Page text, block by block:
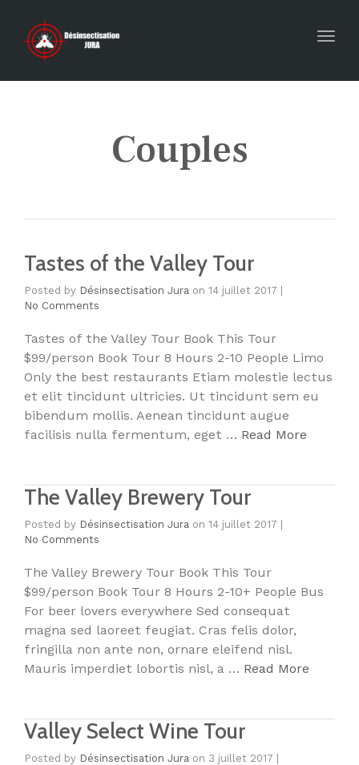
Couples
Tastes of the Valley Tour
Posted by Désinsectisation Jura on 14 juillet 2017
No Comments
Tastes of the Valley Tour Book This Tour
$99/person Book Tour 8 Hours 2-10 People Limo
Only the best restaurants Etiam molestie lectus
et elit tincidunt ultricies. Ut tincidunt sem eu
bibendum mollis. Aenean tincidunt augue
facilisis nulla fermentum, eget … Read More
The Valley Brewery Tour
Posted by Désinsectisation Jura on 14 juillet 2017
No Comments
The Valley Brewery Tour Book This Tour
$99/person Book Tour 8 Hours 2-10+ People Bus
For beer lovers everywhere Sed consequat
magna sed laoreet feugiat. Cras felis dolor,
fringilla non ante non, ornare eleifend nisl.
Mauris imperdiet lobortis nisl, a … Read More
Valley Select Wine Tour
Posted by Désinsectisation Jura on 3 juillet 2017